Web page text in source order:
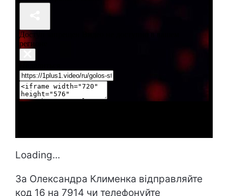
Loading...
За Олександра Клименка відправляйте
код 16 на 7914 чи телефонуйте